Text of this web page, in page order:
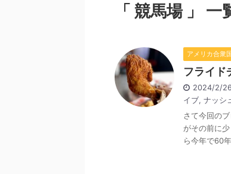
「 競馬場 」 一
アメリカ合衆
フライド
2024/2/
イブ, ナッシ
さて今回の
がその前に
ら今年で60